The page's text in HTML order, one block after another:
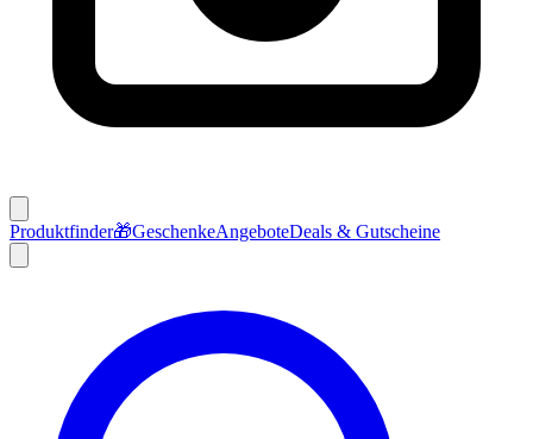
Produktfinder🎁GeschenkeAngeboteDeals & Gutscheine